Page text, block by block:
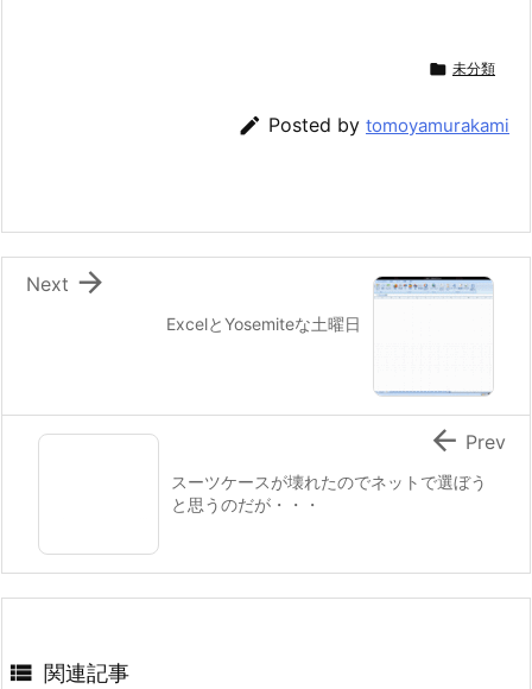
 未分類
 Posted by tomoyamurakami
ExcelとYosemiteな土曜日

Next
スーツケースが壊れたのでネットで選ぼう
と思うのだが・・・
 Prev
 関連記事